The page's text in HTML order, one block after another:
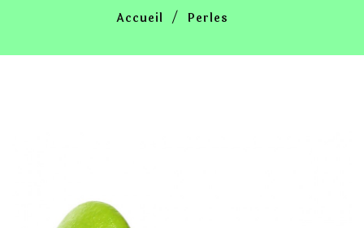
Intercalaires
Accueil Perles